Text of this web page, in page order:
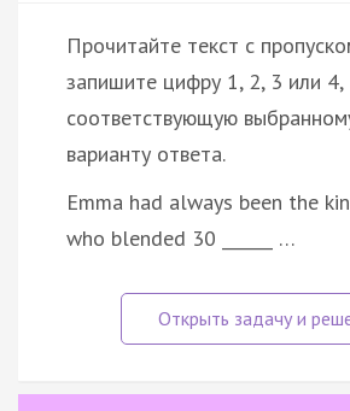
Прочитайте текст с
запишите цифру 1, 2, 3 или 4,
соответствующую
варианту ответа.
Emma had always been the
who blended 30 ______ …